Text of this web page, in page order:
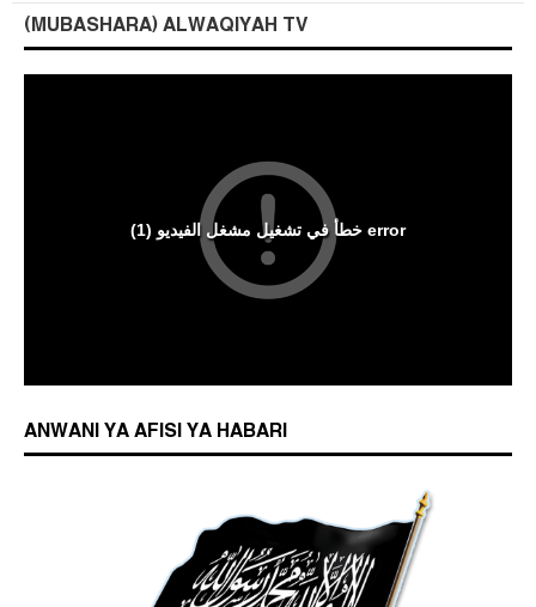
(MUBASHARA) ALWAQIYAH TV
ANWANI YA AFISI YA HABARI